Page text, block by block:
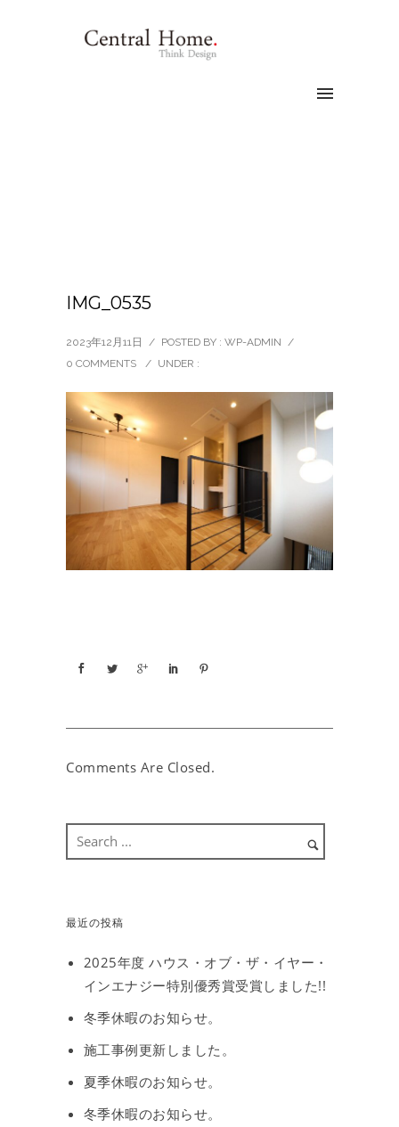
IMG_0535
2023年12月11日 / POSTED BY : WP-ADMIN /
0 COMMENTS
/ UNDER :
Comments Are Closed.
最近の投稿
2025年度 ハウス・オブ・ザ・イヤー・
インエナジー特別優秀賞受賞しました!!
冬季休暇のお知らせ。
施工事例更新しました。
夏季休暇のお知らせ。
冬季休暇のお知らせ。